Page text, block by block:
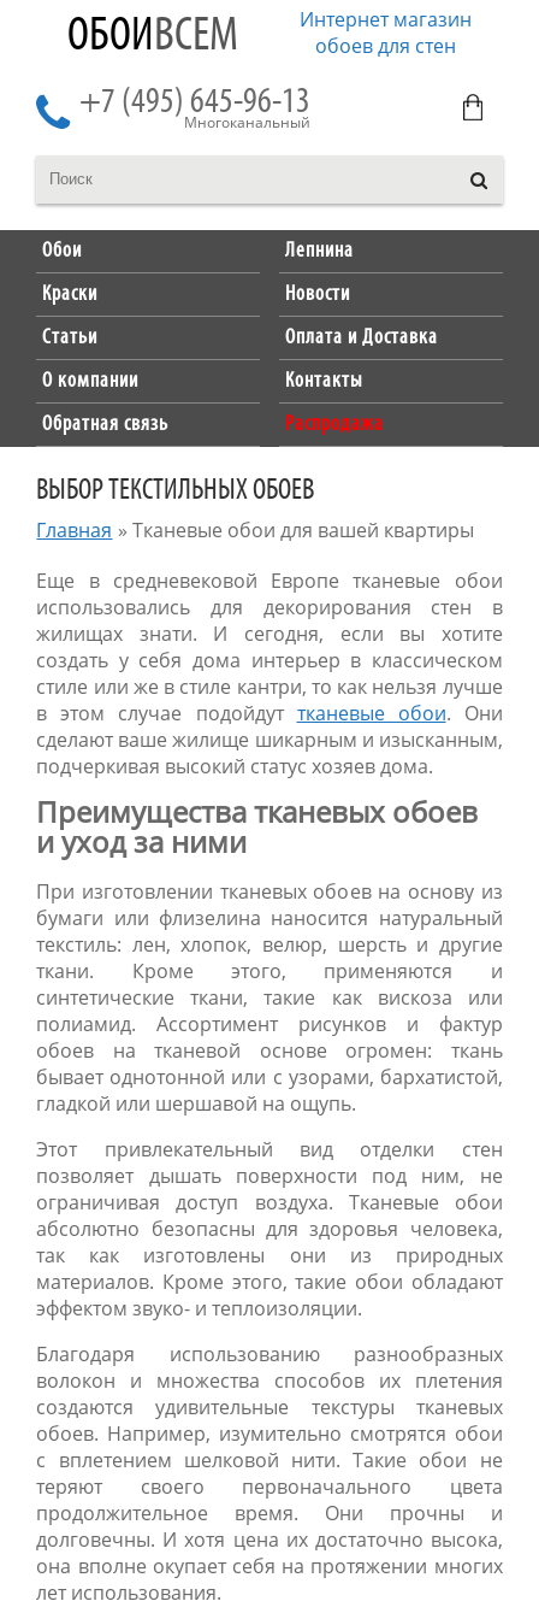
ОБОИВСЕМ
Интернет магазин
обоев для стен
+7 (495) 645-96-13
Многоканальный
Обои
Лепнина
Краски
Новости
Статьи
Оплата и Доставка
О компании
Контакты
Обратная связь
Распродажа
ВЫБОР ТЕКСТИЛЬНЫХ ОБОЕВ
Главная »Тканевые обои для вашей квартиры
Еще в средневековой Европе тканевые обои
использовались для декорирования стен в
жилищах знати. И сегодня, если вы хотите
создать у себя дома интерьер в классическом
стиле или же в стиле кантри, то как нельзя лучше
в этом случае подойдут тканевые обои. Они
сделают ваше жилище шикарным и изысканным,
подчеркивая высокий статус хозяев дома.
Преимущества тканевых обоев
и уход за ними
При изготовлении тканевых обоев на основу из
бумаги или флизелина наносится натуральный
текстиль: лен, хлопок, велюр, шерсть и другие
ткани. Кроме этого, применяются и
синтетические ткани, такие как вискоза или
полиамид. Ассортимент рисунков и фактур
обоев на тканевой основе огромен: ткань
бывает однотонной или с узорами, бархатистой,
гладкой или шершавой на ощупь.
Этот привлекательный вид отделки стен
позволяет дышать поверхности под ним, не
ограничивая доступ воздуха. Тканевые обои
абсолютно безопасны для здоровья человека,
так как изготовлены они из природных
материалов. Кроме этого, такие обои обладают
эффектом звуко- и теплоизоляции.
Благодаря использованию разнообразных
волокон и множества способов их плетения
создаются удивительные текстуры тканевых
обоев. Например, изумительно смотрятся обои
с вплетением шелковой нити. Такие обои не
теряют своего первоначального цвета
продолжительное время. Они прочны и
долговечны. И хотя цена их достаточно высока,
она вполне окупает себя на протяжении многих
лет использования.